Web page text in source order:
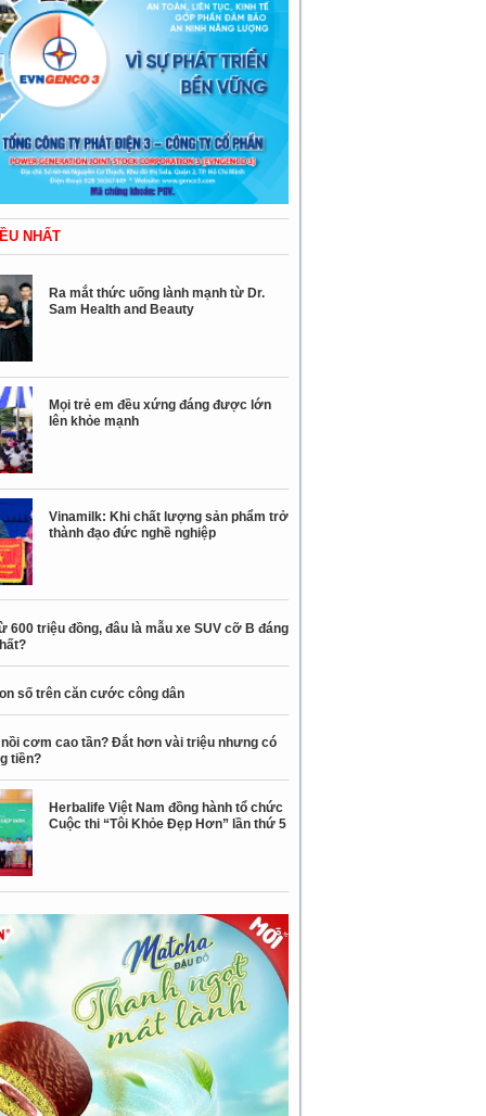
NHẤT
Ra mắt thức uống lành mạnh từ Dr.
Sam Health and Beauty
Mọi trẻ em đều xứng đáng được lớn
lên khỏe mạnh
Vinamilk: Khi chất lượng sản phẩm trở
thành đạo đức nghề nghiệp
600 triệu đồng, đâu là mẫu xe SUV cỡ B đáng
số trên căn cước công dân
nồi cơm cao tần? Đắt hơn vài triệu nhưng có
tiền?
Herbalife Việt Nam đồng hành tổ chức
Cuộc thi “Tôi Khỏe Đẹp Hơn” lần thứ 5